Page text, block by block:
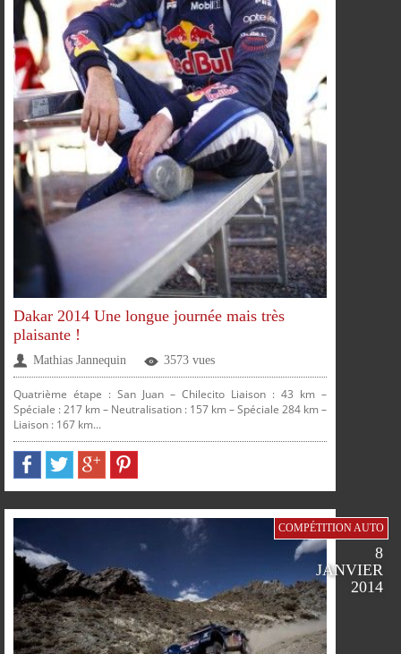
PLUS
FACEBOOK
SUR SUR SUR SUR
PARTAGERPARTAGERPARTAGERPARTAGER
Dakar 2014 Une longue journée mais très
plaisante !
Mathias Jannequin 3573 vues
Quatrième étape : San Juan – Chilecito Liaison : 43 km –
Spéciale : 217 km – Neutralisation : 157 km – Spéciale 284 km –
Liaison : 167 km...
COMPÉTITION AUTO
8
JANVIER
2014